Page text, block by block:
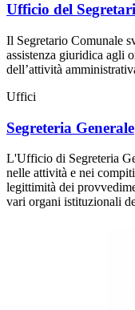
Ufficio del
Il Segretario Comunale
assistenza giuridica agli
dell’attività
Uffici
Segreteria Generale
L'Ufficio di Segreteria
nelle attività e nei
legittimità dei
vari organi istituzionali